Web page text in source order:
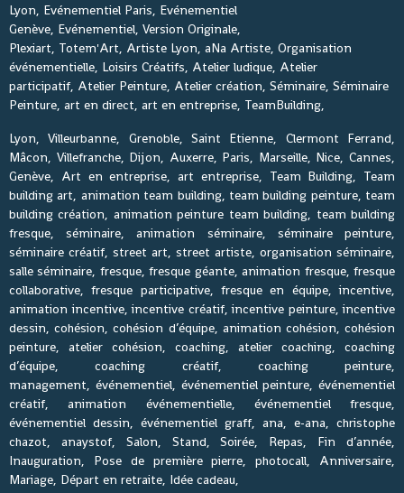
Lyon, Evénementiel Paris, Evénementiel
Genève, Evénementiel, Version Originale,
Plexiart, Totem'Art, Artiste Lyon, aNa Artiste, Organisation
événementielle, Loisirs Créatifs, Atelier ludique, Atelier
participatif, Atelier Peinture, Atelier création, Séminaire, Séminaire
Peinture, art en direct, art en entreprise, TeamBuilding,
Lyon, Villeurbanne, Grenoble, Saint Etienne, Clermont Ferrand,
Mâcon, Villefranche, Dijon, Auxerre, Paris, Marseille, Nice, Cannes,
Genève, Art en entreprise, art entreprise, Team Building, Team
building art, animation team building, team building peinture, team
building création, animation peinture team building, team building
fresque, séminaire, animation séminaire, séminaire peinture,
séminaire créatif, street art, street artiste, organisation séminaire,
salle séminaire, fresque, fresque géante, animation fresque, fresque
collaborative, fresque participative, fresque en équipe, incentive,
animation incentive, incentive créatif, incentive peinture, incentive
dessin, cohésion, cohésion d’équipe, animation cohésion, cohésion
peinture, atelier cohésion, coaching, atelier coaching, coaching
d’équipe, coaching créatif, coaching peinture,
management, événementiel, événementiel peinture, événementiel
créatif, animation événementielle, événementiel fresque,
événementiel dessin, événementiel graff, ana, e-ana, christophe
chazot, anaystof, Salon, Stand, Soirée, Repas, Fin d’année,
Inauguration, Pose de première pierre, photocall, Anniversaire,
Mariage, Départ en retraite, Idée cadeau,